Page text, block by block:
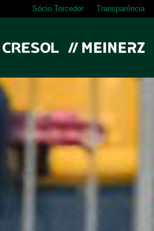
Sócio Torcedor Transparência